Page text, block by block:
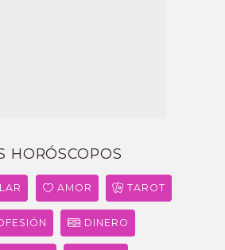
HORÓSCOPOS
AMOR TAROT
DINERO